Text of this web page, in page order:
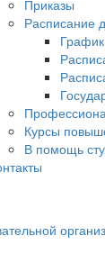
Приказы
Расписание
Курсы
В помощь